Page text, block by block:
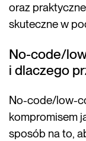
oraz
skuteczne w
No-code/
i dlaczego
No-code/low-
kompromisem
sposób na to,